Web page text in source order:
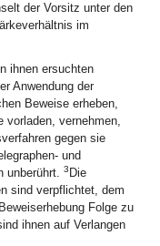
der Vorsitz unter den
im
ihnen ersuchten
Anwendung der
Beweise erheben,
vorladen, vernehmen,
gegen sie
und
unberührt. 3 Die
sind verpflichtet, dem
Folge zu
ihnen auf Verlangen